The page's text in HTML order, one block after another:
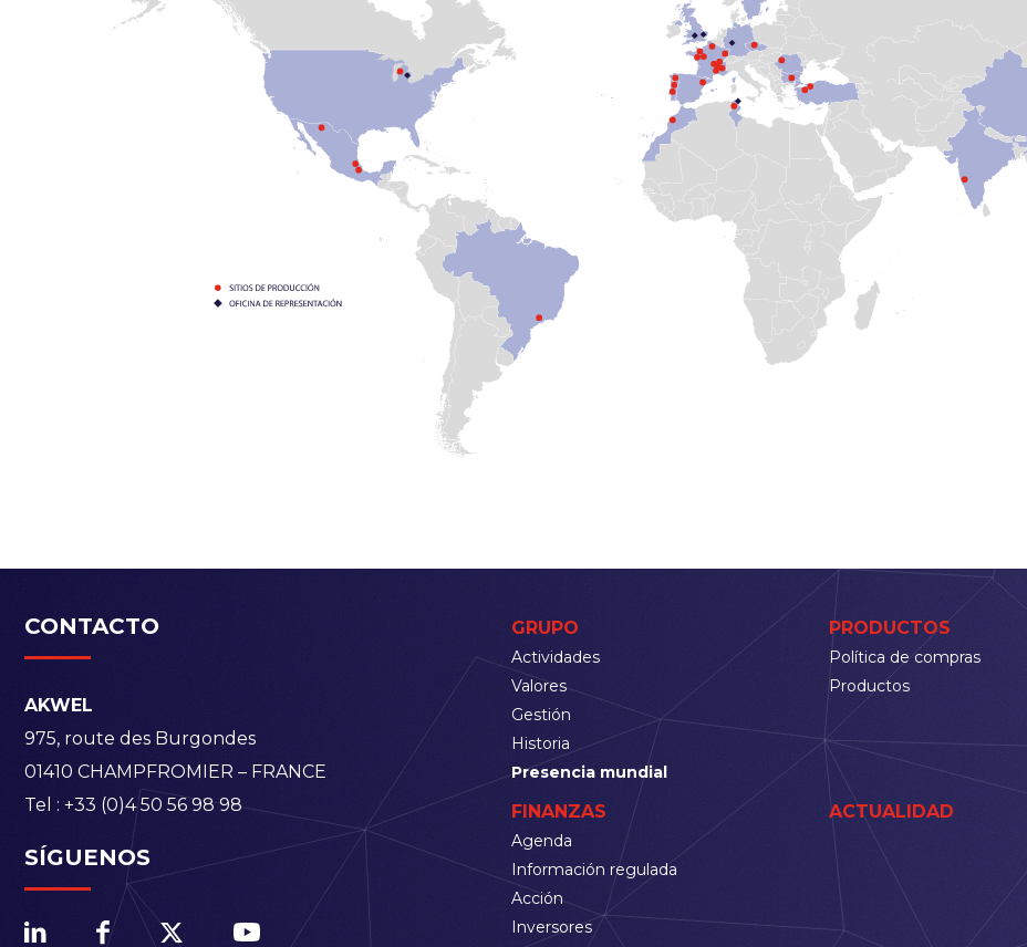
CONTACTO
AKWEL
975, route des Burgondes
01410 CHAMPFROMIER – FRANCE
Tel : +33 (0)4 50 56 98 98
SÍGUENOS
GRUPO
Actividades
Valores
Gestión
Historia
Presencia mundial
PRODUCTOS
Política de compras
Productos
FINANZAS
Agenda
Información regulada
Acción
Inversores
ACTUALIDAD